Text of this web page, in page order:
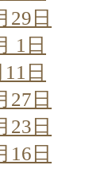
29日
1日
日
27日
23日
16日